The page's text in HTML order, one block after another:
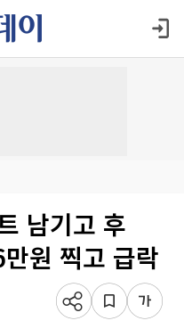
남기고 후
원 찍고 급락